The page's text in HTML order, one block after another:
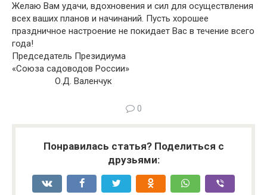
Желаю Вам удачи, вдохновения и сил для осуществления
всех ваших планов и начинаний. Пусть хорошее
праздничное настроение не покидает Вас в течение всего
года!
Председатель Президиума
«Союза садоводов России»
О.Д. Валенчук
0
Понравилась статья? Поделиться с
друзьями: